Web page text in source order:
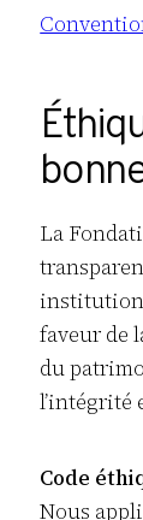
La
faveur de
du
l’intégrité
Code
Nous